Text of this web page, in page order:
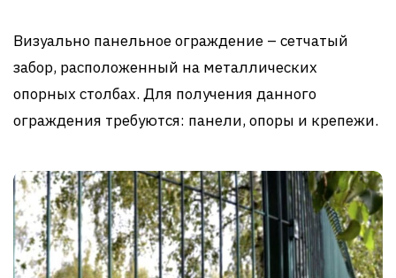
Визуально панельное ограждение – сетчатый
забор, расположенный на металлических
опорных столбах. Для получения данного
ограждения требуются: панели, опоры и крепежи.